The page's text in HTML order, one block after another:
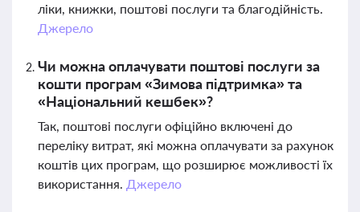
ліки, книжки, поштові послуги та благодійність.
Джерело
Чи можна оплачувати поштові послуги за
кошти програм «Зимова підтримка» та
«Національний кешбек»?
Так, поштові послуги офіційно включені до
переліку витрат, які можна оплачувати за рахунок
коштів цих програм, що розширює можливості їх
використання. Джерело